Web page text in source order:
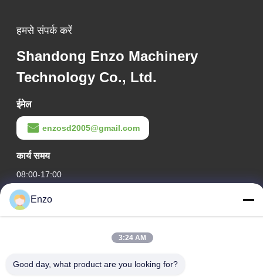
हमसे संपर्क करें
Shandong Enzo Machinery
Technology Co., Ltd.
ईमेल
enzosd2005@gmail.com
कार्य समय
08:00-17:00
हमारा पता
नंबर 599, झांगबेई रोड, हुआंटाई काउंटी, ज़ीबो शहर, शेडोंग प्रांत, चीन
कारखाने का पता
Enzo
3:24 AM
Good day, what product are you looking for?